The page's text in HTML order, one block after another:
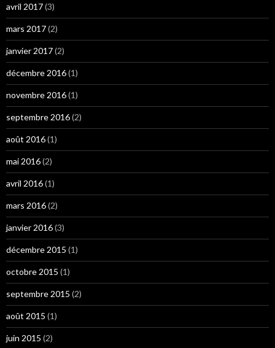
avril 2017(3)
mars 2017(2)
janvier 2017(2)
décembre 2016(1)
novembre 2016(1)
septembre 2016(2)
août 2016(1)
mai 2016(2)
avril 2016(1)
mars 2016(2)
janvier 2016(3)
décembre 2015 (1)
octobre 2015 (1)
septembre 2015 (2)
août 2015 (1)
juin 2015 (2)